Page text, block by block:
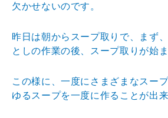
欠かせないのです。
昨日は朝からスープ取りで、まず
としの作業の後、スープ取りが始
この様に、一度にさまざまなスー
ゆるスープを一度に作ることが出来